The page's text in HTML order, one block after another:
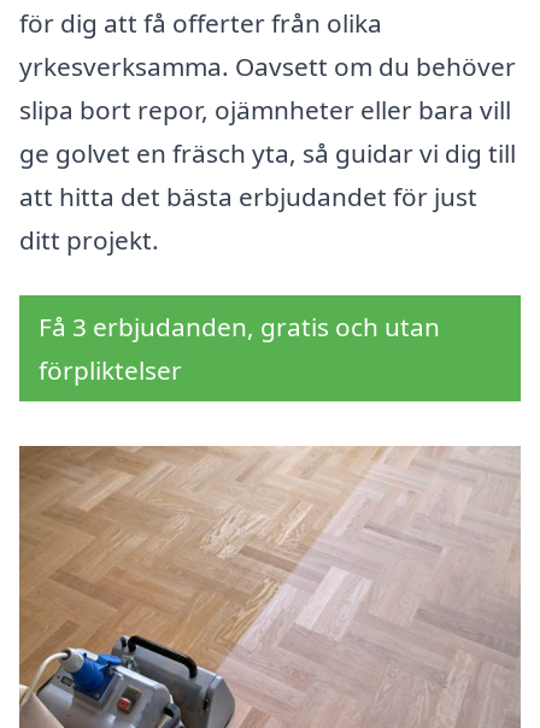
för dig att få offerter från olika
yrkesverksamma. Oavsett om du behöver
slipa bort repor, ojämnheter eller bara vill
ge golvet en fräsch yta, så guidar vi dig till
att hitta det bästa erbjudandet för just
ditt projekt.
Få 3 erbjudanden, gratis och utan
förpliktelser